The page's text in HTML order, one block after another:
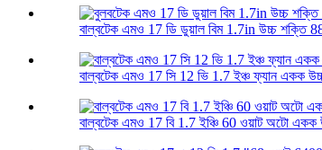
বাল্বটেক এমও 17 ডি ডুয়াল বিম 1.7in উচ্চ শক্তি
বাল্বটেক এমও 17 সি 12 ভি 1.7 ইঞ্চ ফ্যান একক উচ্চ
বাল্বটেক এমও 17 বি 1.7 ইঞ্চি 60 ওয়াট অটো একক